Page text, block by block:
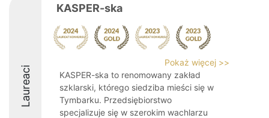
Laureaci
KASPER-ska
Pokaż więcej >>
KASPER-ska to renomowany zakład
szklarski, którego siedziba mieści się w
Tymbarku. Przedsiębiorstwo
specjalizuje się w szerokim wachlarzu